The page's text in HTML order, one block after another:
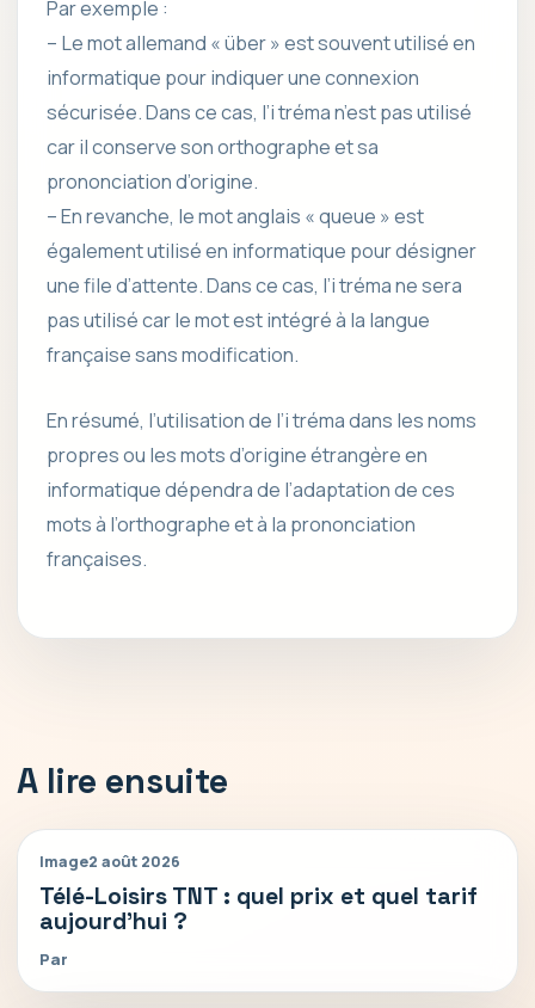
Par exemple :
– Le mot allemand « über » est souvent utilisé en
informatique pour indiquer une connexion
sécurisée. Dans ce cas, l’i tréma n’est pas utilisé
car il conserve son orthographe et sa
prononciation d’origine.
– En revanche, le mot anglais « queue » est
également utilisé en informatique pour désigner
une file d’attente. Dans ce cas, l’i tréma ne sera
pas utilisé car le mot est intégré à la langue
française sans modification.
En résumé, l’utilisation de l’i tréma dans les noms
propres ou les mots d’origine étrangère en
informatique dépendra de l’adaptation de ces
mots à l’orthographe et à la prononciation
françaises.
A lire ensuite
Image2 août 2026
Télé-Loisirs TNT : quel prix et quel tarif
aujourd’hui ?
Par